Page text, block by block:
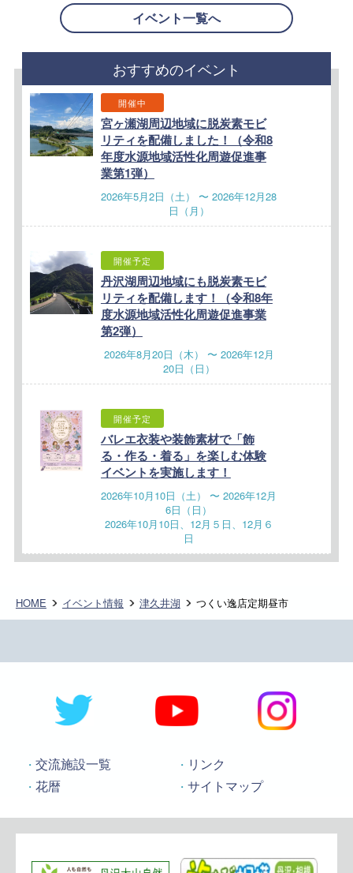
イベント一覧へ
おすすめのイベント
開催中
宮ヶ瀬湖周辺地域に脱炭素モビ
リティを配備しました！（令和8
年度水源地域活性化周遊促進事
業第1弾）
2026年5月2日（土） 〜 2026年12月28
日（月）
開催予定
丹沢湖周辺地域にも脱炭素モビ
リティを配備します！（令和8年
度水源地域活性化周遊促進事業
第2弾）
2026年8月20日（木） 〜 2026年12月
20日（日）
開催予定
バレエ衣装や装飾素材で「飾
る・作る・着る」を楽しむ体験
イベントを実施します！
2026年10月10日（土） 〜 2026年12月
6日（日）
2026年10月10日、12月５日、12月６
日
HOME イベント情報 津久井湖 つくい逸店定期昼市
交流施設一覧
リンク
花暦
サイトマップ